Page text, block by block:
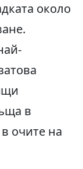
около
в
очите на